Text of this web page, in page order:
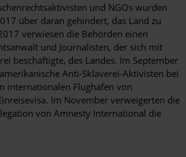
und NGOs wurden
über daran gehindert, das Land zu
verwiesen die Behörden einen
und Journalisten, der sich mit
beschäftigte, des Landes. Im September
Anti-Sklaverei-Aktivisten bei
internationalen Flughafen von
Im November verweigerten die
von Amnesty International die